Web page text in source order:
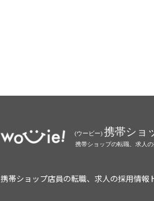
携帯ショップ店員の転職、求人の採用情報